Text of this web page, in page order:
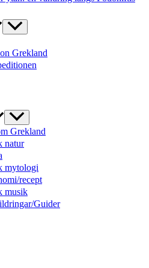
Grekland
Grekland
natur
mytologi
recept
musik
Guider